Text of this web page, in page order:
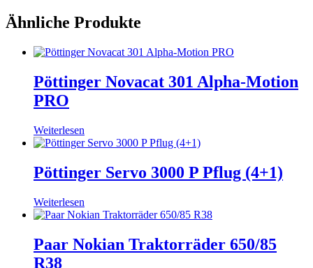
Ähnliche Produkte
Pöttinger Novacat 301 Alpha-Motion
PRO
Weiterlesen
Pöttinger Servo 3000 P Pflug (4+1)
Weiterlesen
Paar Nokian Traktorräder 650/85
R38